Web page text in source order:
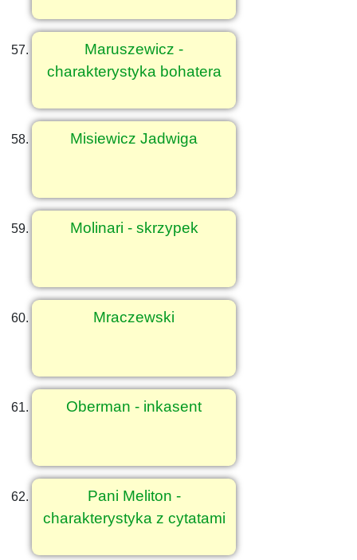
Maruszewicz -
charakterystyka bohatera
Misiewicz Jadwiga
Molinari - skrzypek
Mraczewski
Oberman - inkasent
Pani Meliton -
charakterystyka z cytatami